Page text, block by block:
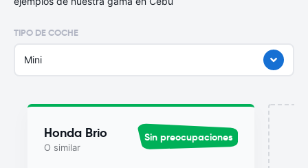
TIPO DE COCHE
Mini
Honda Brio
O similar
Sin preocupaciones